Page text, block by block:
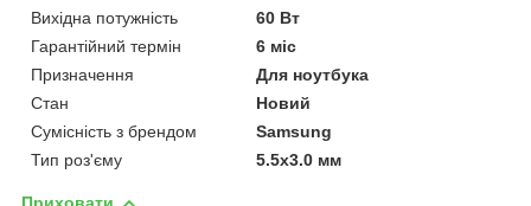
Вихідна потужність
60 Вт
Гарантійний термін
6 міс
Призначення
Для ноутбука
Стан
Новий
Сумісність з брендом
Samsung
Тип роз'єму
5.5x3.0 мм
Приховати